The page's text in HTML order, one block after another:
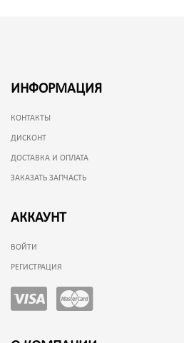
ИНФОРМАЦИЯ
КОНТАКТЫ
ДИСКОНТ
ДОСТАВКА И ОПЛАТА
ЗАКАЗАТЬ ЗАПЧАСТЬ
АККАУНТ
ВОЙТИ
РЕГИСТРАЦИЯ